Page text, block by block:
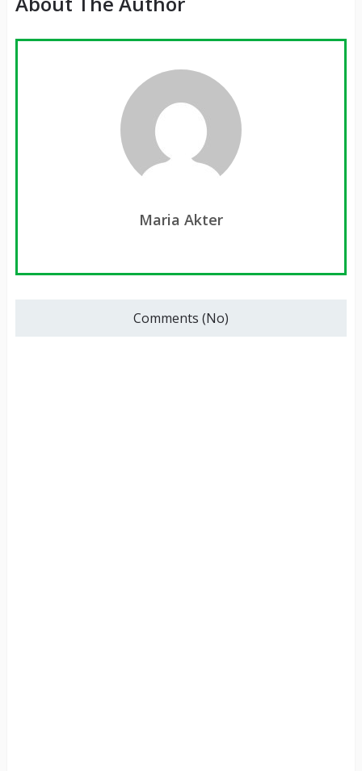
Maria Akter
Comments (No)